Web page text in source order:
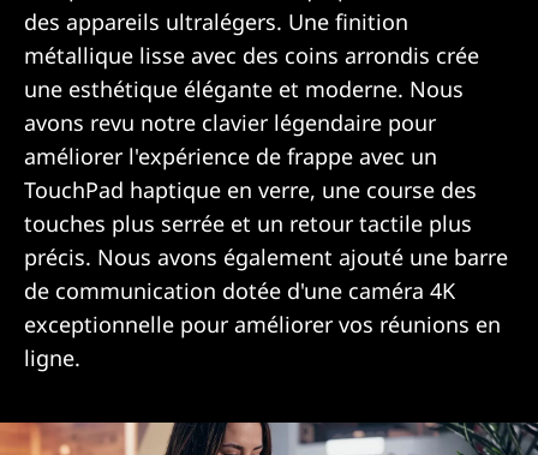
des appareils ultralégers. Une finition
métallique lisse avec des coins arrondis crée
une esthétique élégante et moderne. Nous
avons revu notre clavier légendaire pour
améliorer l'expérience de frappe avec un
TouchPad haptique en verre, une course des
touches plus serrée et un retour tactile plus
précis. Nous avons également ajouté une barre
de communication dotée d'une caméra 4K
exceptionnelle pour améliorer vos réunions en
ligne.